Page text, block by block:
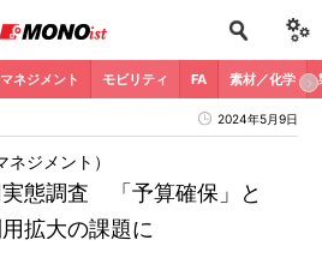
ネジメント モビリティ FA 素材／化学
2024年5月9日
態調査 「予算確保」と
拡大の課題に
ジメント）